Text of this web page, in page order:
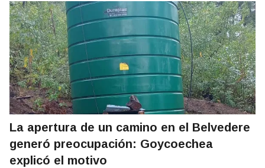
La apertura de un camino en el Belvedere
generó preocupación: Goycoechea
explicó el motivo